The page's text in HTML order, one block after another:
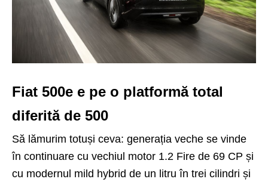
Fiat 500e e pe o platformă total
diferită de 500
Să lămurim totuși ceva: generația veche se vinde
în continuare cu vechiul motor 1.2 Fire de 69 CP și
cu modernul mild hybrid de un litru în trei cilindri și